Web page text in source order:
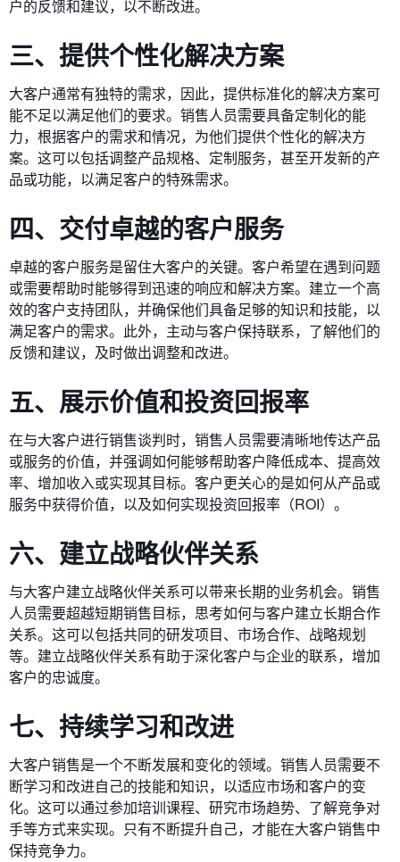
户的反馈和建议，以不断改进。
三、提供个性化解决方案
大客户通常有独特的需求，因此，提供标准化的解决方案可
能不足以满足他们的要求。销售人员需要具备定制化的能
力，根据客户的需求和情况，为他们提供个性化的解决方
案。这可以包括调整产品规格、定制服务，甚至开发新的产
品或功能，以满足客户的特殊需求。
四、交付卓越的客户服务
卓越的客户服务是留住大客户的关键。客户希望在遇到问题
或需要帮助时能够得到迅速的响应和解决方案。建立一个高
效的客户支持团队，并确保他们具备足够的知识和技能，以
满足客户的需求。此外，主动与客户保持联系，了解他们的
反馈和建议，及时做出调整和改进。
五、展示价值和投资回报率
在与大客户进行销售谈判时，销售人员需要清晰地传达产品
或服务的价值，并强调如何能够帮助客户降低成本、提高效
率、增加收入或实现其目标。客户更关心的是如何从产品或
服务中获得价值，以及如何实现投资回报率（ROI）。
六、建立战略伙伴关系
与大客户建立战略伙伴关系可以带来长期的业务机会。销售
人员需要超越短期销售目标，思考如何与客户建立长期合作
关系。这可以包括共同的研发项目、市场合作、战略规划
等。建立战略伙伴关系有助于深化客户与企业的联系，增加
客户的忠诚度。
七、持续学习和改进
大客户销售是一个不断发展和变化的领域。销售人员需要不
断学习和改进自己的技能和知识，以适应市场和客户的变
化。这可以通过参加培训课程、研究市场趋势、了解竞争对
手等方式来实现。只有不断提升自己，才能在大客户销售中
保持竞争力。